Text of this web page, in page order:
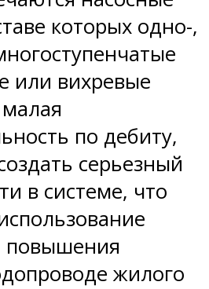
которых одно-,
или вихревые
по дебиту,
серьезный
в системе, что
повышения
жилого